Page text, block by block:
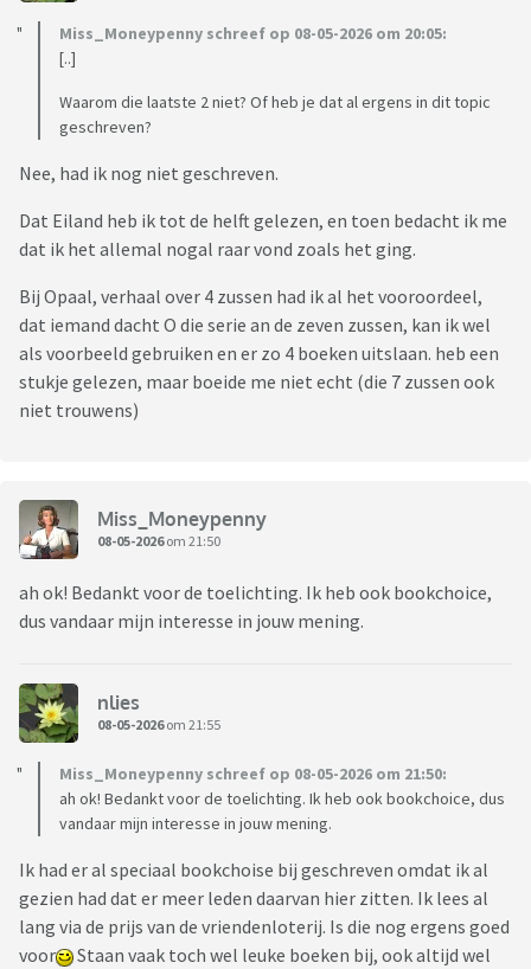
Miss_Moneypenny schreef op 08-05-2026 om 20:05:
[..]
Waarom die laatste 2 niet? Of heb je dat al ergens in dit topic
geschreven?
Nee, had ik nog niet geschreven.
Dat Eiland heb ik tot de helft gelezen, en toen bedacht ik me
dat ik het allemal nogal raar vond zoals het ging.
Bij Opaal, verhaal over 4 zussen had ik al het vooroordeel,
dat iemand dacht O die serie an de zeven zussen, kan ik wel
als voorbeeld gebruiken en er zo 4 boeken uitslaan. heb een
stukje gelezen, maar boeide me niet echt (die 7 zussen ook
niet trouwens)
Miss_Moneypenny
08-05-2026om 21:50
ah ok! Bedankt voor de toelichting. Ik heb ook bookchoice,
dus vandaar mijn interesse in jouw mening.
nlies
08-05-2026om 21:55
Miss_Moneypenny schreef op 08-05-2026 om 21:50:
ah ok! Bedankt voor de toelichting. Ik heb ook bookchoice, dus
vandaar mijn interesse in jouw mening.
Ik had er al speciaal bookchoise bij geschreven omdat ik al
gezien had dat er meer leden daarvan hier zitten. Ik lees al
lang via de prijs van de vriendenloterij. Is die nog ergens goed
voor
Staan vaak toch wel leuke boeken bij, ook altijd wel